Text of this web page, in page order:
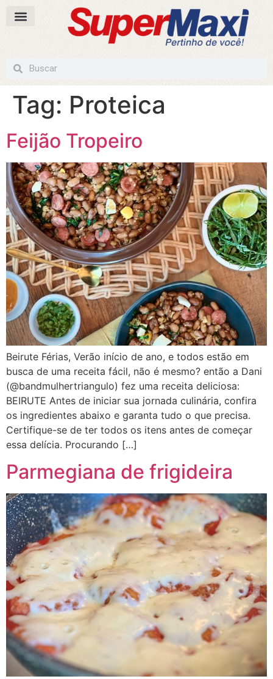
Tag: Proteica
Feijão Tropeiro
Beirute Férias, Verão início de ano, e todos estão em
busca de uma receita fácil, não é mesmo? então a Dani
(@bandmulhertriangulo) fez uma receita deliciosa:
BEIRUTE Antes de iniciar sua jornada culinária, confira
os ingredientes abaixo e garanta tudo o que precisa.
Certifique-se de ter todos os itens antes de começar
essa delícia. Procurando […]
Parmegiana de frigideira